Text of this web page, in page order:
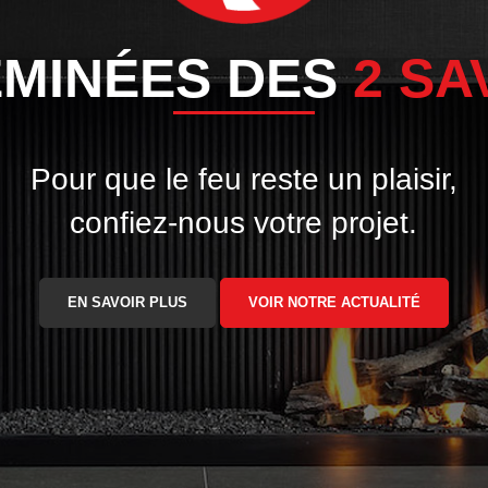
DES2
Pour que le feu reste un plaisir,
confiez-nous votre projet.
EN SAVOIR PLUS VOIR NOTRE ACTUALITÉ